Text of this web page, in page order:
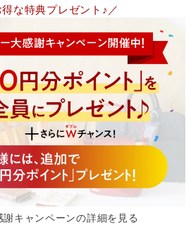
な特典プレゼント♪／
キャンペーンの詳細を見る